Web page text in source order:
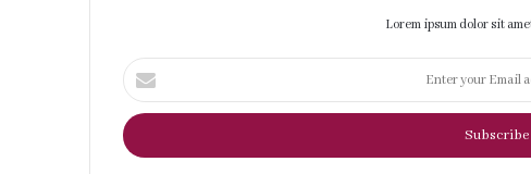
Lorem ipsum dolor sit
Enter
your
Email
address